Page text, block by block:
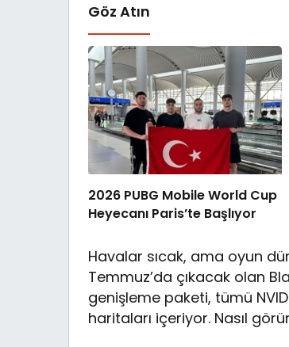
Göz Atın
2026 PUBG Mobile World Cup
Heyecanı Paris’te Başlıyor
Havalar sıcak, ama oyun
Temmuz’da çıkacak olan
genişleme paketi, tümü
haritaları içeriyor. Nasıl